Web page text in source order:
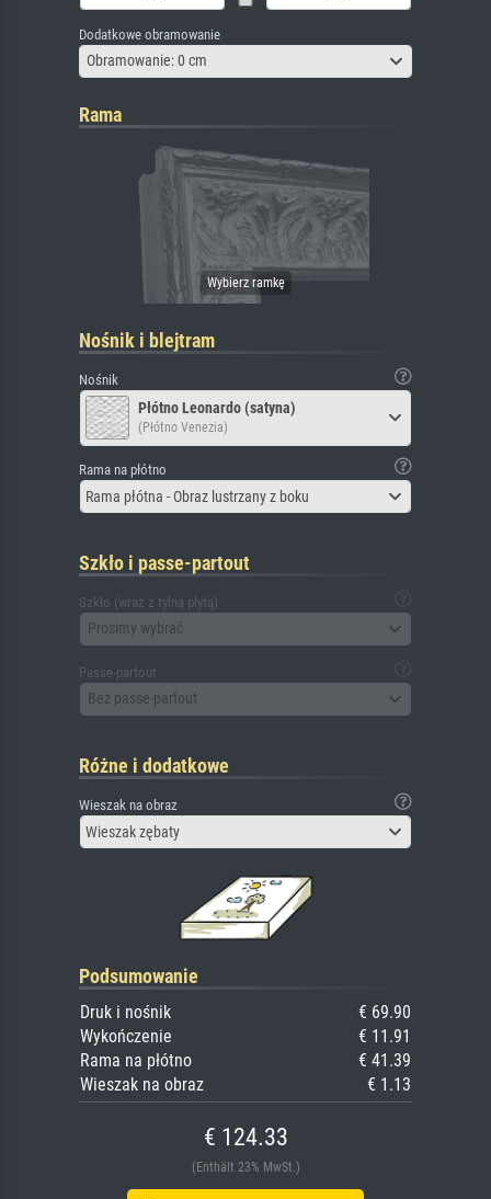
Dodatkowe obramowanie
Obramowanie: 0 cm
Rama
Nośnik i blejtram
Nośnik
Płótno Leonardo (satyna)
(Płótno Venezia)
Rama na płótno
Rama płótna - Obraz lustrzany z boku
Szkło i passe-partout
Szkło (wraz z tylną płytą)
Prosimy wybrać
Passe-partout
Bez passe-partout
Różne i dodatkowe
Wieszak na obraz
Wieszak zębaty
Podsumowanie
Druk i nośnik
€ 69.90
Wykończenie
€ 11.91
Rama na płótno
€ 41.39
Wieszak na obraz
€ 1.13
€ 124.33
(Enthält 23% MwSt.)